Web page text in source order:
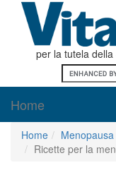
per la tutela
Home
Home Menopausa
Ricette per la